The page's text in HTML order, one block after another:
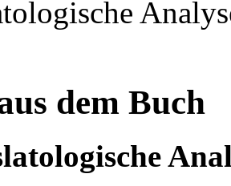
dem Buch